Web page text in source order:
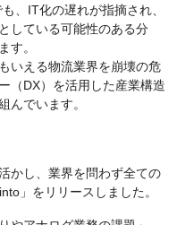
、IT化の遅れが指摘され、
している可能性のある分
す。
いえる物流業界を崩壊の危
（DX）を活用した産業構造
んでいます。
かし、業界を問わず全ての
」をリリースしました。